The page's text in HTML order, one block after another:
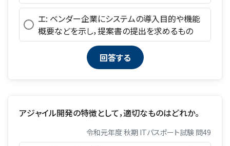
エ: ベンダー企業にシステムの導入目的や機能
概要などを示し，提案書の提出を求めるもの
アジャイル開発の特徴として，適切なものはどれか。
令和元年度 秋期 ITパスポート試験 問49